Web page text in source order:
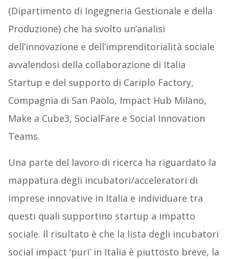
(Dipartimento di Ingegneria Gestionale e della
Produzione) che ha svolto un’analisi
dell’innovazione e dell’imprenditorialità sociale
avvalendosi della collaborazione di Italia
Startup e del supporto di Cariplo Factory,
Compagnia di San Paolo, Impact Hub Milano,
Make a Cube3, SocialFare e Social Innovation
Teams.
Una parte del lavoro di ricerca ha riguardato la
mappatura degli incubatori/acceleratori di
imprese innovative in Italia e individuare tra
questi quali supportino startup a impatto
sociale. Il risultato è che la lista degli incubatori
social impact ‘puri’ in Italia è piuttosto breve, la